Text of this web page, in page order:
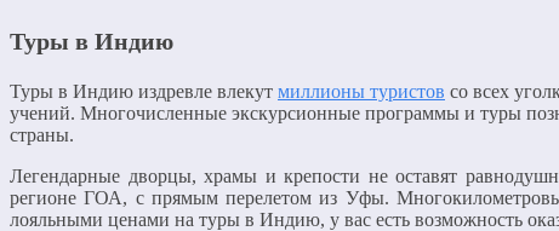
Туры в Индию
Туры в Индию издревле влекут миллионы туристов со всех
учений. Многочисленные экскурсионные программы и туры
страны.
Легендарные дворцы, храмы и крепости не оставят
регионе ГОА, с прямым перелетом из Уфы.
лояльными ценами на туры в Индию, у вас есть возможность